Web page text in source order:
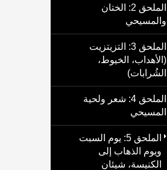
الملحق 2: الختان
والمسيحي
الملحق 3: التزيتزيت
(الأهداب، الخيوط،
الشُرابات)
الملحق 4: شعر ولحية
المسيحي
الملحق 5: يوم السبت
ويوم الذهاب إلى
الكنيسة، شيئان